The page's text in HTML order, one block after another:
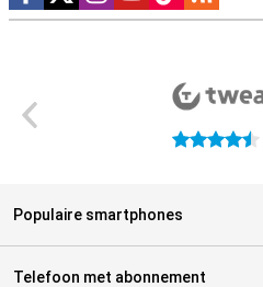
4.5 sterren
Populaire smartphones
Telefoon met abonnement